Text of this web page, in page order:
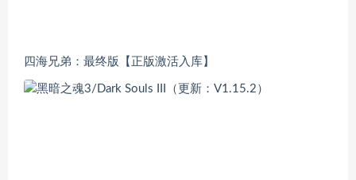
四海兄弟：最终版【正版激活入库】